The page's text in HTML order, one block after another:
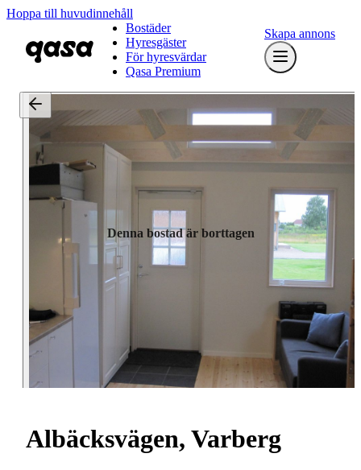
Hoppa till huvudinnehåll
Bostäder
Hyresgäster
För hyresvärdar
Qasa Premium
Skapa annons
Denna bostad är borttagen
Albäcksvägen, Varberg